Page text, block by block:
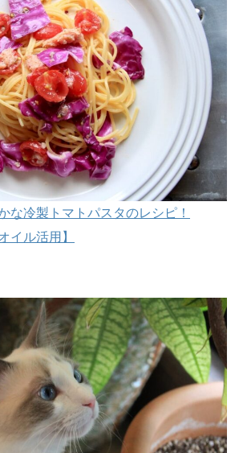
な冷製トマトパスタのレシピ！
イル活用】